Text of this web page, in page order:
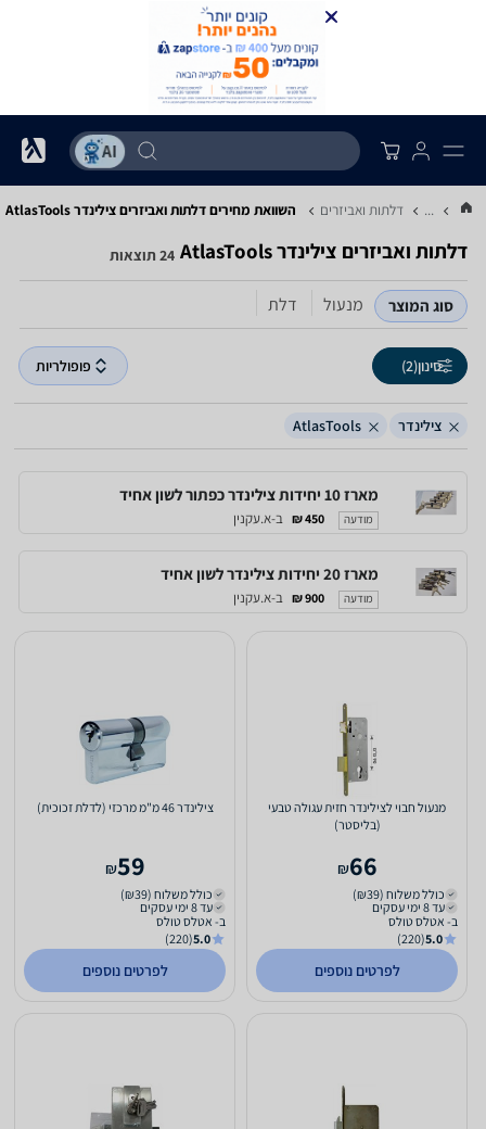
... דלתות ואביזרים השוואת מחירים דלתות ואביזרים ‏צילינדר ‏AtlasTools
דלתות ואביזרים ‏צילינדר ‏AtlasTools 24 תוצאות
סוג המוצר מנעול דלת
סינון(2) פופולריות
צילינדר AtlasTools
מארז 10 יחידות צילינדר כפתור לשון אחיד
מודעה 450 ₪ ב-א.עקנין
מארז 20 יחידות צילינדר לשון אחיד
מודעה 900 ₪ ב-א.עקנין
מנעול חבוי לצילינדר חזית עגולה טבעי
(בליסטר)
66
₪
כולל משלוח (₪39)
עד 8 ימי עסקים
ב- אטלס טולס
5.0
(220)
לפרטים נוספים
צילינדר 46 מ"מ מרכזי (לדלת זכוכית)
59
₪
כולל משלוח (₪39)
עד 8 ימי עסקים
ב- אטלס טולס
5.0
(220)
לפרטים נוספים